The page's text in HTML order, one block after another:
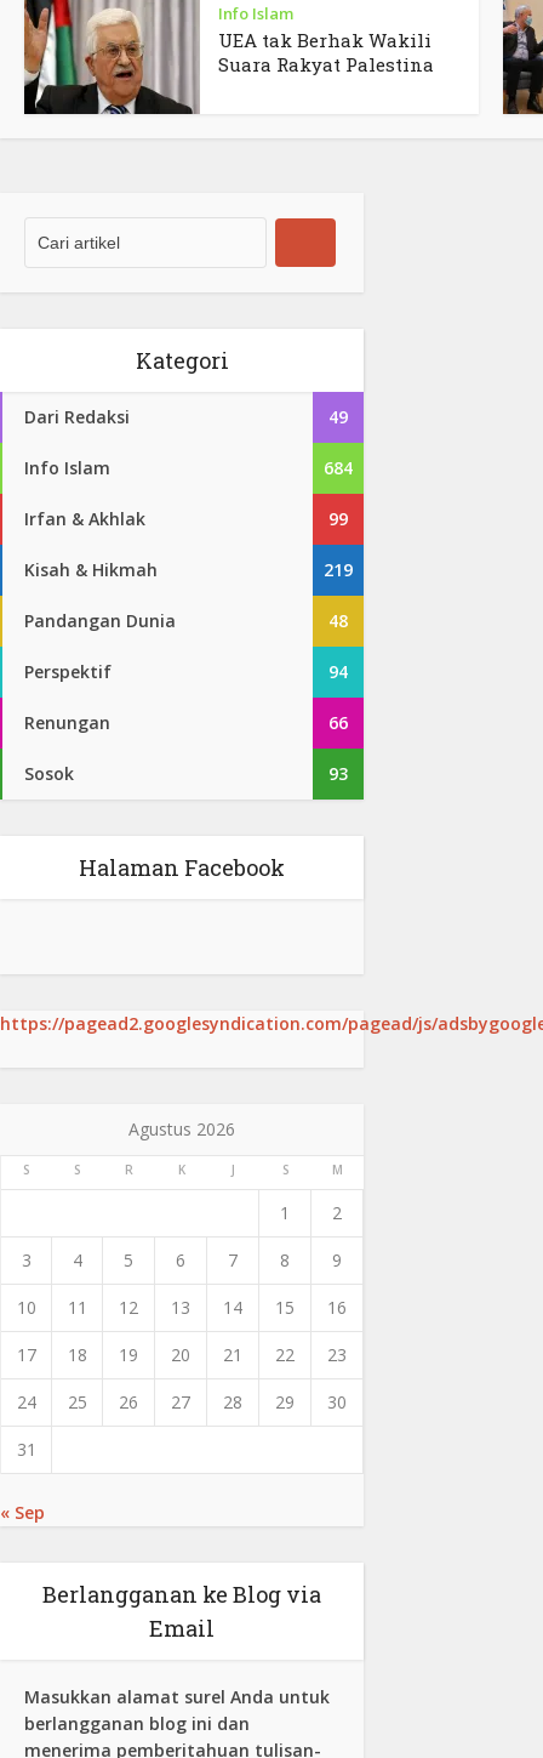
Info Islam
UEA tak Berhak Wakili
Suara Rakyat Palestina
Kategori
Dari Redaksi 49
Info Islam 684
Irfan & Akhlak 99
Kisah & Hikmah 219
Pandangan Dunia 48
Perspektif 94
Renungan 66
Sosok 93
Halaman Facebook
https://pagead2.googlesyndication.com/pagead/js/
Agustus 2026
S S R K J S M
1 2
3 4 5 6 7 8 9
10 11 12 13 14 15 16
17 18 19 20 21 22 23
24 25 26 27 28 29 30
31
« Sep
Berlangganan ke Blog via
Email
Masukkan alamat surel Anda untuk
berlangganan blog ini dan
menerima pemberitahuan tulisan-